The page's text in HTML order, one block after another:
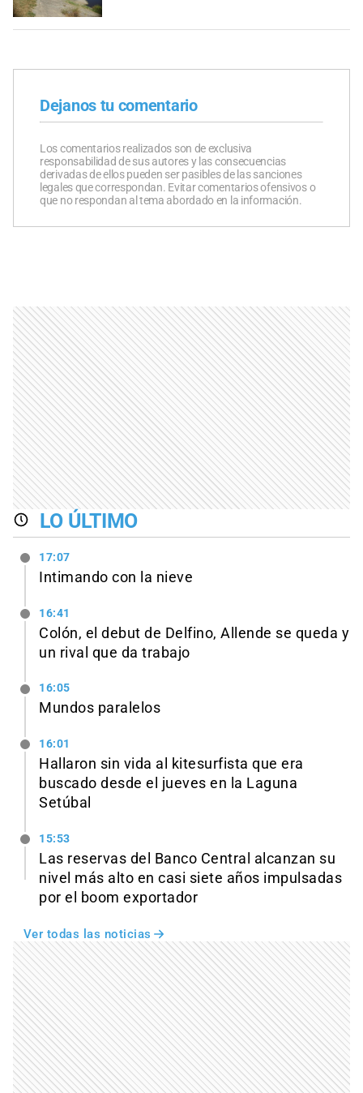
Dejanos tu comentario
Los comentarios realizados son de exclusiva
responsabilidad de sus autores y las consecuencias
derivadas de ellos pueden ser pasibles de las sanciones
legales que correspondan. Evitar comentarios ofensivos o
que no respondan al tema abordado en la información.
LO ÚLTIMO
17:07
Intimando con la nieve
16:41
Colón, el debut de Delfino, Allende se queda y
un rival que da trabajo
16:05
Mundos paralelos
16:01
Hallaron sin vida al kitesurfista que era
buscado desde el jueves en la Laguna
Setúbal
15:53
Las reservas del Banco Central alcanzan su
nivel más alto en casi siete años impulsadas
por el boom exportador
Ver todas las noticias